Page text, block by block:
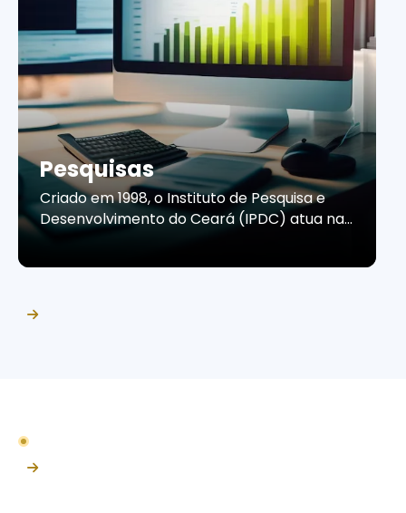
Pesquisas
Criado em 1998, o Instituto de Pesquisa e
Desenvolvimento do Ceará (IPDC) atua na